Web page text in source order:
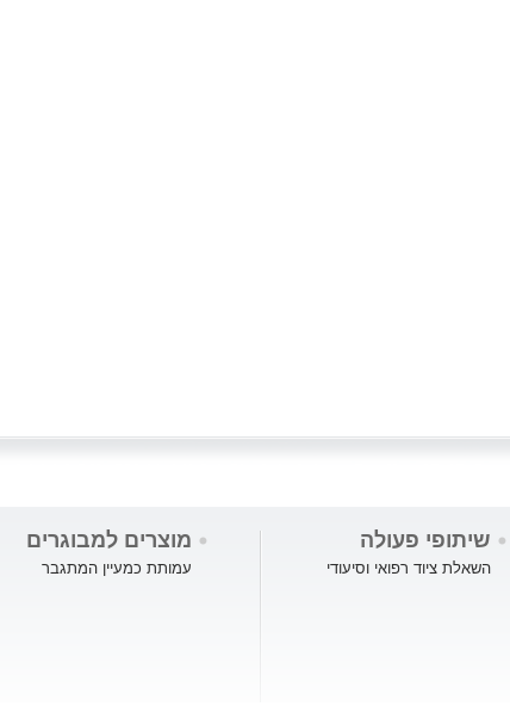
מוצרים למבוגרים
עמותת כמעיין המתגבר
שיתופי פעולה
השאלת ציוד רפואי וסיעודי